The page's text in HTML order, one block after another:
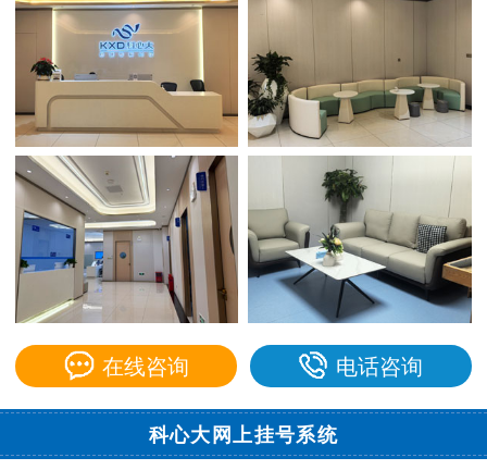
在线咨询 电话咨询
科心大网上挂号系统